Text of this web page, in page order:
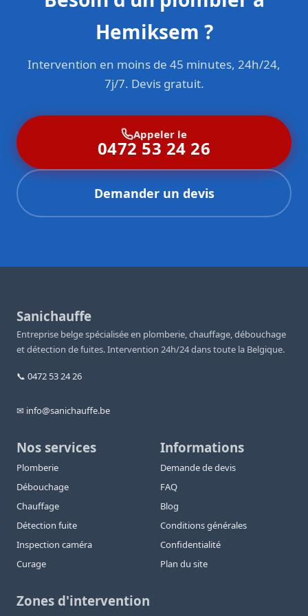
Hemiksem ?
Intervention en moins de 45 minutes, 24h/24,
7j/7. Devis gratuit.
Appeler le
0472 53 24 26
Demander un devis
Sanichauffe
Entreprise belge spécialisée en plomberie, chauffage, débouchage
et détection de fuites. Intervention 24h/24 dans toute la Belgique.
📞 0472 53 24 26
✉ info@sanichauffe.be
Nos services
Plomberie
Débouchage
Chauffage
Détection fuite
Inspection caméra
Curage
Informations
Demande de devis
FAQ
Blog
Conditions générales
Confidentialité
Plan du site
Zones d'intervention